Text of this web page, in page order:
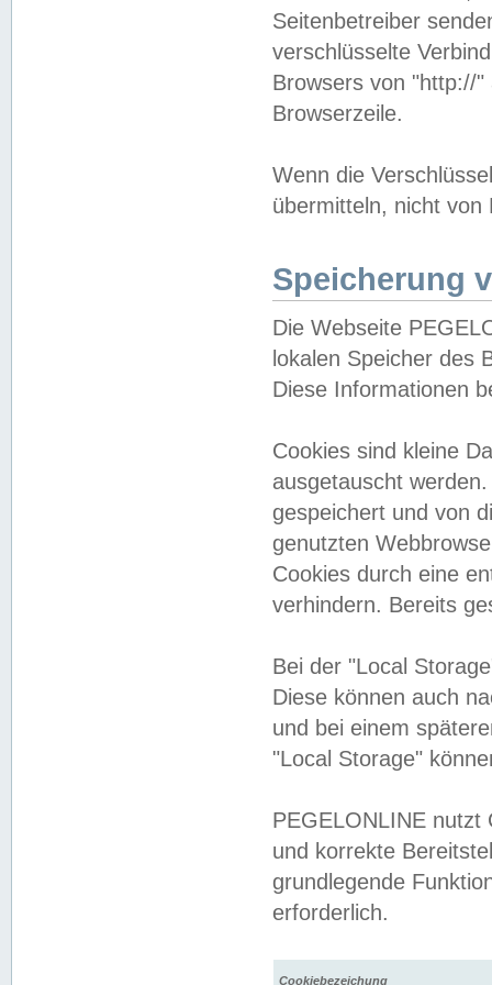
Seitenbetreiber
verschlüsselte
Browsers von "http://
Browserzeile.
Wenn die
übermitteln, nicht von
Speicherung
Die Webseite
lokalen Speicher des
Diese Informationen
Cookies sind kleine
ausgetauscht
gespeichert und von
genutzten
Cookies durch eine
verhindern. Bereits
Bei der "Local
Diese können auch
und bei einem
"Local Storage"
PEGELONLINE nutzt
und korrekte
grundlegende
erforderlich.
Cookiebezeichung